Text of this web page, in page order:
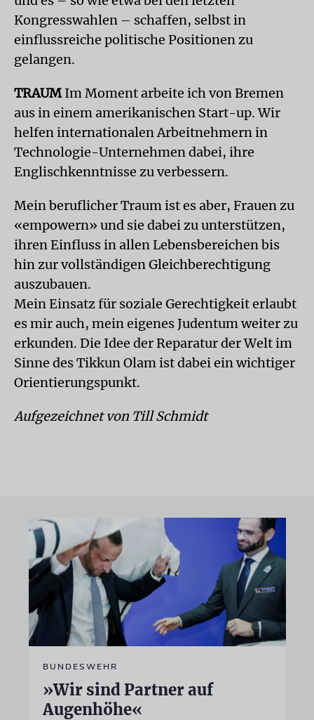
Kongresswahlen – schaffen, selbst in
einflussreiche politische Positionen zu
gelangen.
TRAUMIm Moment arbeite ich von Bremen
aus in einem amerikanischen Start-up. Wir
helfen internationalen Arbeitnehmern in
Technologie-Unternehmen dabei, ihre
Englischkenntnisse zu verbessern.
Mein beruflicher Traum ist es aber, Frauen zu
«empowern» und sie dabei zu unterstützen,
ihren Einfluss in allen Lebensbereichen bis
hin zur vollständigen Gleichberechtigung
auszubauen.
Mein Einsatz für soziale Gerechtigkeit erlaubt
es mir auch, mein eigenes Judentum weiter zu
erkunden. Die Idee der Reparatur der Welt im
Sinne des Tikkun Olam ist dabei ein wichtiger
Orientierungspunkt.
Aufgezeichnet von Till Schmidt
BUNDESWEHR
»Wir sind Partner auf
Augenhöhe«